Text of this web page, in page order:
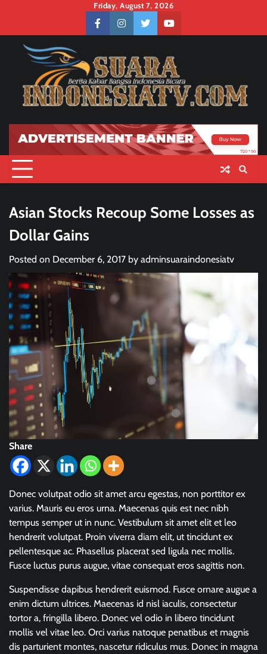
content
Friday, August 7, 2026
facebookinstagramtwitteryoutube
Asian Stocks Recoup Some Losses as
Dollar Gains
Posted on December 6, 2017 by adminsuaraindonesiatv
Share
Donec volutpat odio sit amet arcu egestas, non porttitor ex
varius. Mauris eu eros urna. Maecenas quis est nec nibh
tempus semper ut in nunc. Vestibulum sit amet elit et leo
hendrerit volutpat. Proin viverra diam elit, ut tincidunt ex
pellentesque ac. Phasellus placerat sed ligula nec mollis.
Fusce luctus purus augue, vitae consequat eros sagittis non.
Suspendisse dapibus hendrerit euismod. Fusce ornare augue a
enim dictum ultrices. Maecenas id nisl iaculis, consectetur
tortor a, fringilla libero. Donec vel odio in libero tincidunt
mollis vel vitae leo. Orci varius natoque penatibus et magnis
dis parturient montes, nascetur ridiculus mus. Donec in magna